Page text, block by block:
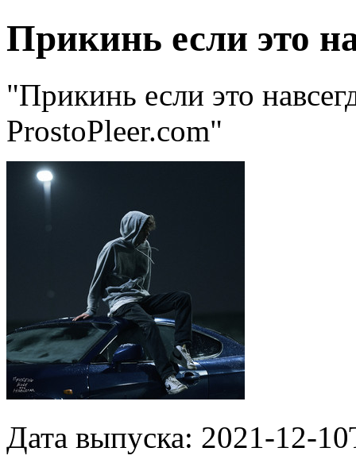
Прикинь если это
"Прикинь если это
ProstoPleer.com"
Дата выпуска: 2021-12-